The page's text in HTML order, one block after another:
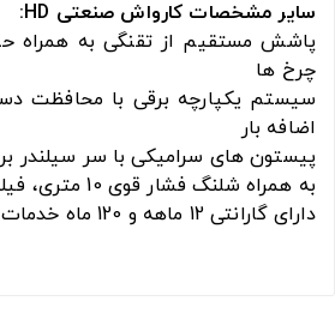
سایر مشخصات کارواش صنعتی HD:
پاشش مستقیم از تقنگی به همراه
چرخ ها
سیستم یکپارچه برقی با محافظت
اضافه بار
پیستون های سرامیکی با سر سیلندر
به همراه شلنگ فشار قوی 10 متری، فیلتر آب و نشانگر LED
دارای گارانتی 12 ماهه و 120 ماه خدمات پس از فروش